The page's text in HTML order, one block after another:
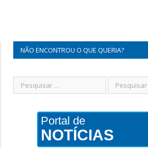
NÃO ENCONTROU O QUE QUERIA?
Portal de
NOTÍCIAS